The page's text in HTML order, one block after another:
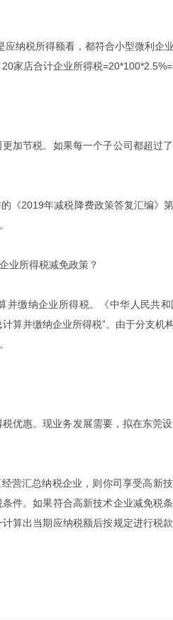
税所得额看，都符合小型微利企
家店合计企业所得税
节税。如果每一个子公司都超过
2019年减税降费政策答复汇编》
业所得税减免政策？
缴纳企业所得税。《中华人民共和
算并缴纳企业所得税”。由于分支机
惠。现业务发展需要，拟在东莞
汇总纳税企业，则你司享受高新
件。如果符合高新技术企业减免税
算出当期应纳税额后按规定进行税